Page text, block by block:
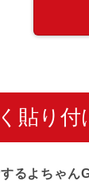
貼り付
るよちゃん